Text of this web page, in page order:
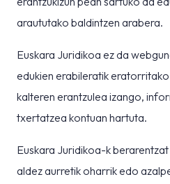
araututako baldintzen arabera.
Euskara Juridikoa ez da
edukien erabileratik
kalteren erantzulea izango,
txertatzea kontuan hartuta.
Euskara Juridikoa-k
aldez aurretik oharrik edo